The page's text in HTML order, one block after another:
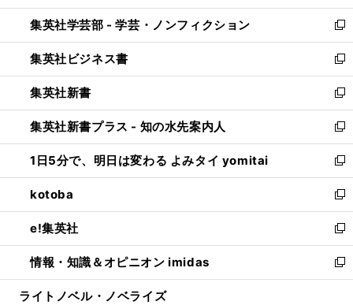
開
く
ウ
で
開
く
ン
ド
ウ
で
開
く
ウ
ィ
ン
ド
ウ
で
開
く
集英社学芸部 - 学芸・ノンフィクション
新
し
い
ウ
ィ
ン
ド
ウ
で
開
く
集英社ビジネス書
新
し
い
ウ
ィ
ン
ド
ウ
で
開
く
集英社新書
新
し
い
ウ
ィ
ン
ド
ウ
で
開
く
集英社新書プラス - 知の水先案内人
新
し
い
ウ
ィ
ン
ド
ウ
で
開
1日5分で、明日は変わる よみタイ yomitai
新
し
い
ウ
ィ
ン
ド
ウ
kotoba
新
し
い
ウ
ィ
ン
e!集英社
新
し
い
ウ
情報・知識＆オピニオン imidas
新
し
ライトノベル・ノベライズ